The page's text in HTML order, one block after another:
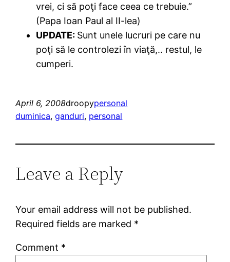
vrei, ci să poţi face ceea ce trebuie.”
(Papa Ioan Paul al II-lea)
UPDATE: Sunt unele lucruri pe care nu
poţi să le controlezi în viaţă,.. restul, le
cumperi.
April 6, 2008droopypersonal
duminica, ganduri, personal
Leave a Reply
Your email address will not be published.
Required fields are marked *
Comment *